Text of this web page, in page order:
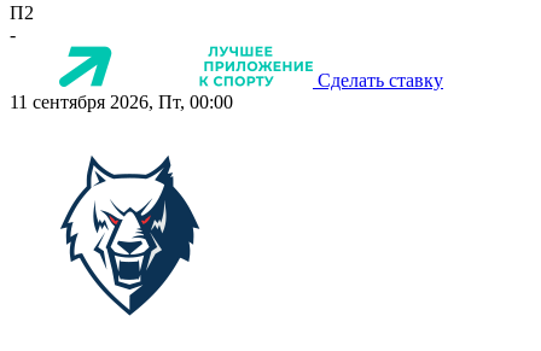
П2
-
Сделать ставку
11 сентября 2026, Пт, 00:00